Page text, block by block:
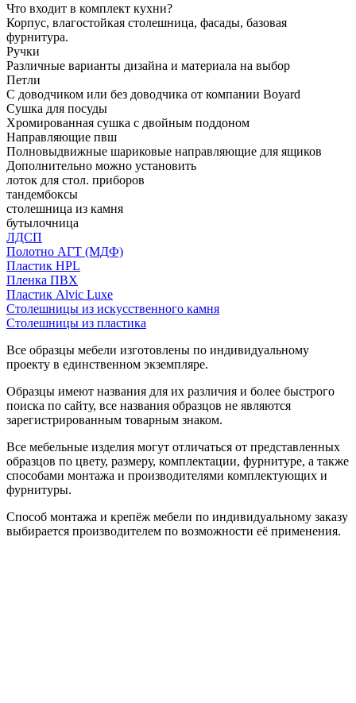
Что входит в комплект кухни?
Корпус, влагостойкая столешница, фасады, базовая
фурнитура.
Ручки
Различные варианты дизайна и материала на выбор
Петли
С доводчиком или без доводчика от компании Boyard
Сушка для посуды
Хромированная сушка с двойным поддоном
Направляющие пвш
Полновыдвижные шариковые направляющие для ящиков
Дополнительно можно установить
лоток для стол. приборов
тандембоксы
столешница из камня
бутылочница
ЛДСП
Полотно АГТ (МДФ)
Пластик HPL
Пленка ПВХ
Пластик Alvic Luxe
Столешницы из искусственного камня
Столешницы из пластика
Все образцы мебели изготовлены по индивидуальному
проекту в единственном экземпляре.
Образцы имеют названия для их различия и более быстрого
поиска по сайту, все названия образцов не являются
зарегистрированным товарным знаком.
Все мебельные изделия могут отличаться от представленных
образцов по цвету, размеру, комплектации, фурнитуре, а также
способами монтажа и производителями комплектующих и
фурнитуры.
Способ монтажа и крепёж мебели по индивидуальному заказу
выбирается производителем по возможности её применения.